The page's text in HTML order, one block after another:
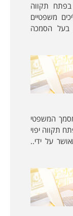
בפתח תקווה
משפטיים
בעל הסמכה
המשפטי
תקווה יפוי
על ידי..